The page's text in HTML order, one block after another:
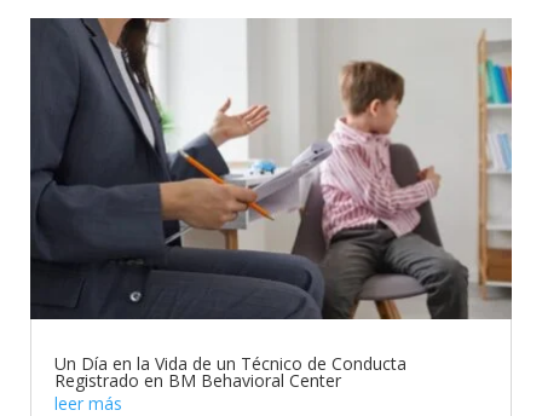
Un Día en la Vida de un Técnico de Conducta
Registrado en BM Behavioral Center
leer más